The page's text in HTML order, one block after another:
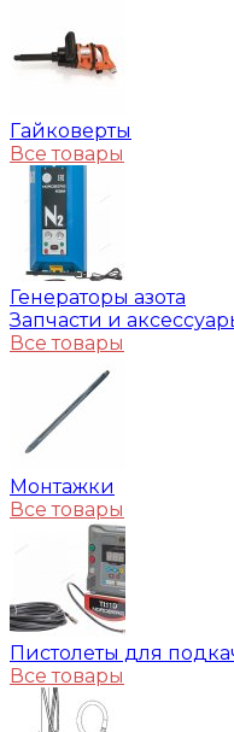
Гайковерты
Все товары
Генераторы азота
Запчасти и
Все товары
Монтажки
Все товары
Пистолеты для
Все товары